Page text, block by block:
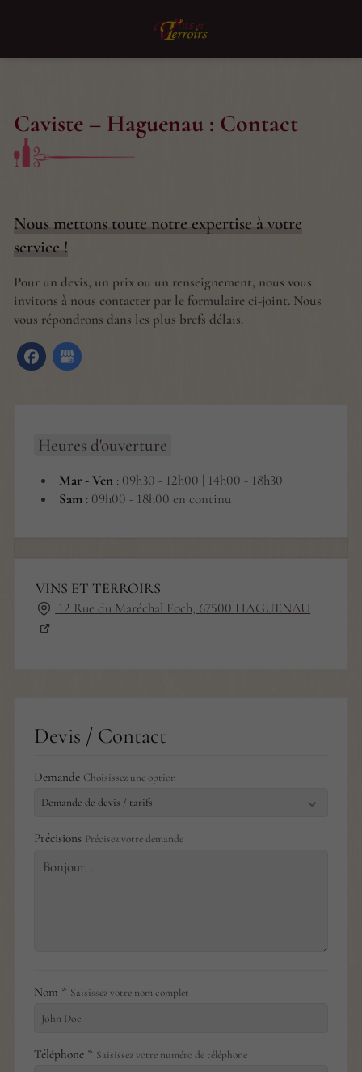
Caviste – Haguenau : Contact
Nous mettons toute notre expertise à votre
service !
Pour un devis, un prix ou un renseignement, nous vous
invitons à nous contacter par le formulaire ci-joint. Nous
vous répondrons dans les plus brefs délais.
Heures d'ouverture
Mar - Ven : 09h30 - 12h00 | 14h00 - 18h30
Sam: 09h00 - 18h00 en continu
VINS ET TERROIRS
12 Rue du Maréchal Foch, 67500 HAGUENAU
Devis / Contact
Demande Choisissez une option
Précisions Précisez votre demande
Nom * Saisissez votre nom complet
Téléphone * Saisissez votre numéro de téléphone